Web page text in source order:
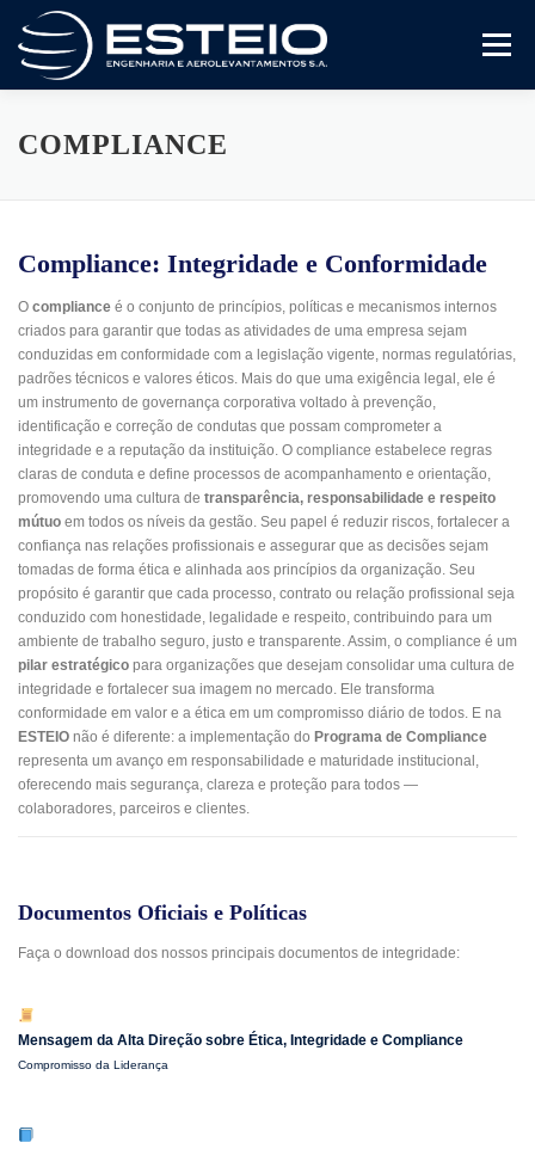
para
conteúdo
Menu
A Empresa Serviços
Fale Conosco
COMPLIANCE
Compliance: Integridade e Conformidade
O compliance é o conjunto de princípios, políticas e mecanismos internos
criados para garantir que todas as atividades de uma empresa sejam
conduzidas em conformidade com a legislação vigente, normas regulatórias,
padrões técnicos e valores éticos. Mais do que uma exigência legal, ele é
um instrumento de governança corporativa voltado à prevenção,
identificação e correção de condutas que possam comprometer a
integridade e a reputação da instituição. O compliance estabelece regras
claras de conduta e define processos de acompanhamento e orientação,
promovendo uma cultura de transparência, responsabilidade e respeito
mútuo em todos os níveis da gestão. Seu papel é reduzir riscos, fortalecer a
confiança nas relações profissionais e assegurar que as decisões sejam
tomadas de forma ética e alinhada aos princípios da organização. Seu
propósito é garantir que cada processo, contrato ou relação profissional seja
conduzido com honestidade, legalidade e respeito, contribuindo para um
ambiente de trabalho seguro, justo e transparente. Assim, o compliance é um
pilar estratégico para organizações que desejam consolidar uma cultura de
integridade e fortalecer sua imagem no mercado. Ele transforma
conformidade em valor e a ética em um compromisso diário de todos. E na
ESTEIO não é diferente: a implementação do Programa de Compliance
representa um avanço em responsabilidade e maturidade institucional,
oferecendo mais segurança, clareza e proteção para todos —
colaboradores, parceiros e clientes.
Documentos Oficiais e Políticas
Faça o download dos nossos principais documentos de integridade:
Mensagem da Alta Direção sobre Ética, Integridade e Compliance
Compromisso da Liderança